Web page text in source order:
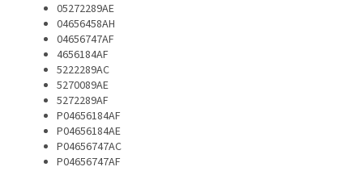
05272289AE
04656458AH
04656747AF
4656184AF
5222289AC
5270089AE
5272289AF
P04656184AF
P04656184AE
P04656747AC
P04656747AF